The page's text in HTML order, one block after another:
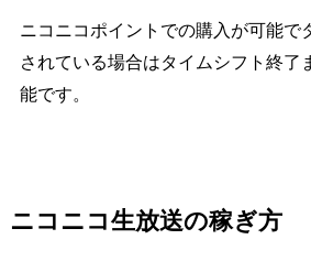
ニコニコポイントでの購入が可能で
されている場合はタイムシフト終了
能です。
ニコニコ生放送の稼ぎ方